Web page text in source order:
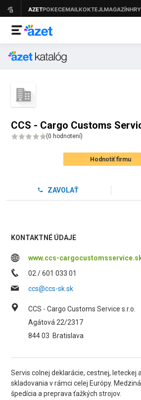
CCS - Cargo Customs
(0 hodnotení)
Hodnotiť firmu
ZAVOLAŤ
KONTAKTNÉ ÚDAJE
www.ccs-
02 / 601 033 01
ccs@ccs-sk.sk
CCS - Cargo Customs Service s.r.o.
Agátová 22/2317
844 03 Bratislava
Servis colnej deklarácie, cestnej, leteckej
skladovania v rámci celej Európy.
špedícia a preprava ťažkých strojov.